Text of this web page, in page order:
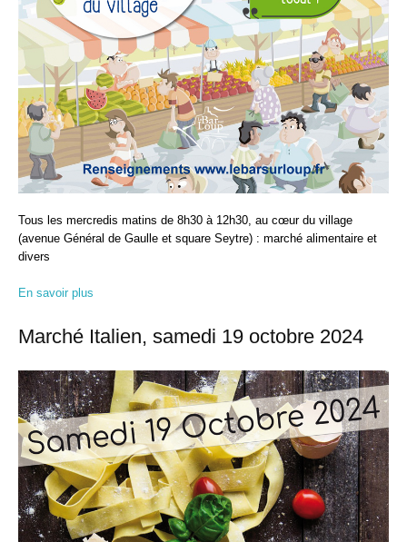
Tous les mercredis matins de 8h30 à 12h30, au cœur du village
(avenue Général de Gaulle et square Seytre) : marché alimentaire et
divers
En savoir plus
Marché Italien, samedi 19 octobre 2024